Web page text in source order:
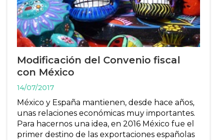
Modificación del Convenio fiscal
con México
14/07/2017
México y España mantienen, desde hace años,
unas relaciones económicas muy importantes.
Para hacernos una idea, en 2016 México fue el
primer destino de las exportaciones españolas